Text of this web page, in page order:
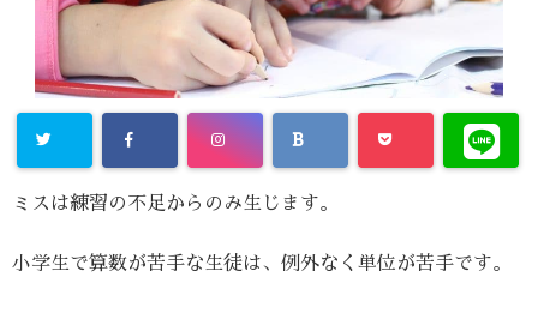
ミスは練習の不足からのみ生じます。
小学生で算数が苦手な生徒は、例外なく単位が苦手です。